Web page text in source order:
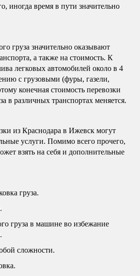
иногда время в пути значительно
груза значительно оказывают
а также на стоимость. К
легковых автомобилей около в 4
с грузовыми (фуры, газели,
конечная стоимость перевозки
в различных транспортах меняется.
из Краснодара в Ижевск могут
услуги. Помимо всего прочего,
взять на себя и дополнительные
груза.
груза в машине во избежание
сложности.